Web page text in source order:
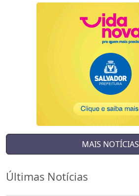
MAIS NOTÍCIAS
Últimas Notícias